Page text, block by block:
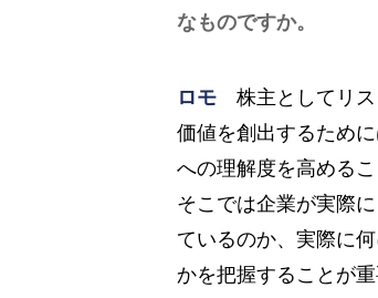
なものですか。
ロモ株主としてリス
価値を創出するため
への理解度を高めるこ
そこでは企業が実際
ているのか、実際に
かを把握することが